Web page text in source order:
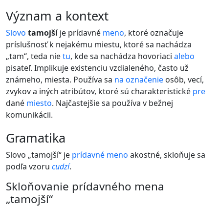
význam a kontext
Slovo tamojšíje prídavné meno, ktoré označuje
príslušnosť k nejakému miestu, ktoré sa nachádza
„tam“, teda nietu, kde sa nachádza hovoriaci alebo
pisateľ. Implikuje existenciu vzdialeného, často už
známeho, miesta. Používa sa na označenie osôb, vecí,
zvykov a iných atribútov, ktoré sú charakteristické pre
dané miesto. Najčastejšie sa používa v bežnej
komunikácii.
gramatika
Slovo „tamojší“ je prídavné meno akostné, skloňuje sa
podľa vzoru cudzí.
Skloňovanie prídavného mena
„tamojší“